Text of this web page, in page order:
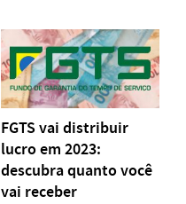
FGTS vai distribuir
lucro em 2023:
descubra quanto você
vai receber